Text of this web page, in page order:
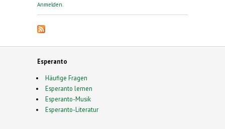
Anmelden
Esperanto
Häufige Fragen
Esperanto lernen
Esperanto-Musik
Esperanto-Literatur